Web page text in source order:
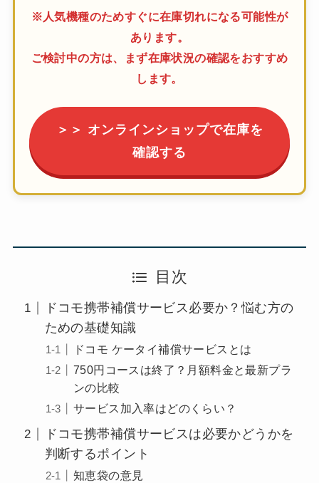
※人気機種のためすぐに在庫切れになる可能性が
あります。
ご検討中の方は、まず在庫状況の確認をおすすめ
します。
＞＞ オンラインショップで在庫を
確認する
目次
ドコモ携帯補償サービス必要か？悩む方の
ための基礎知識
ドコモ ケータイ補償サービスとは
750円コースは終了？月額料金と最新プラ
ンの比較
サービス加入率はどのくらい？
ドコモ携帯補償サービスは必要かどうかを
判断するポイント
知恵袋の意見